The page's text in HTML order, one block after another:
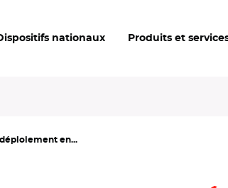
nationaux Produits et
en...